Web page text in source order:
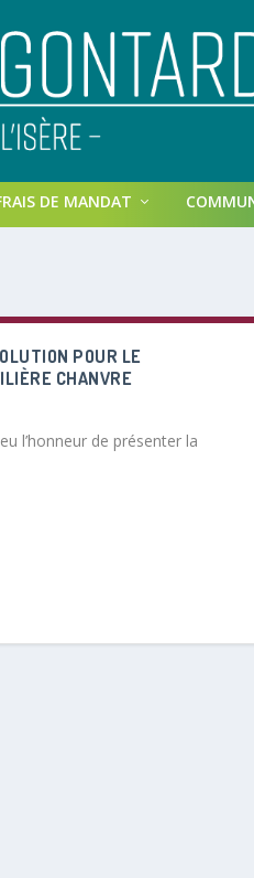
DE MANDAT
POUR LE
CHANVRE
l’honneur de présenter la